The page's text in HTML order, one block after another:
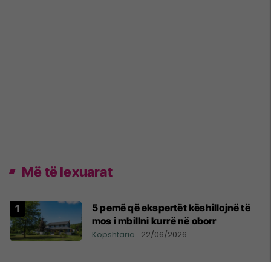
Më të lexuarat
5 pemë që ekspertët këshillojnë të
mos i mbillni kurrë në oborr
Kopshtaria 22/06/2026